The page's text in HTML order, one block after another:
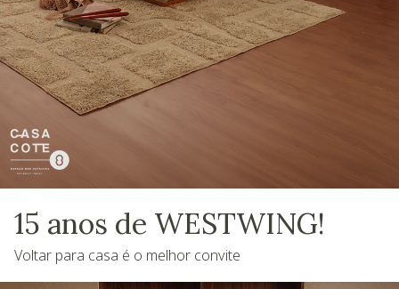
15 anos de WESTWING!
Voltar para casa é o melhor convite